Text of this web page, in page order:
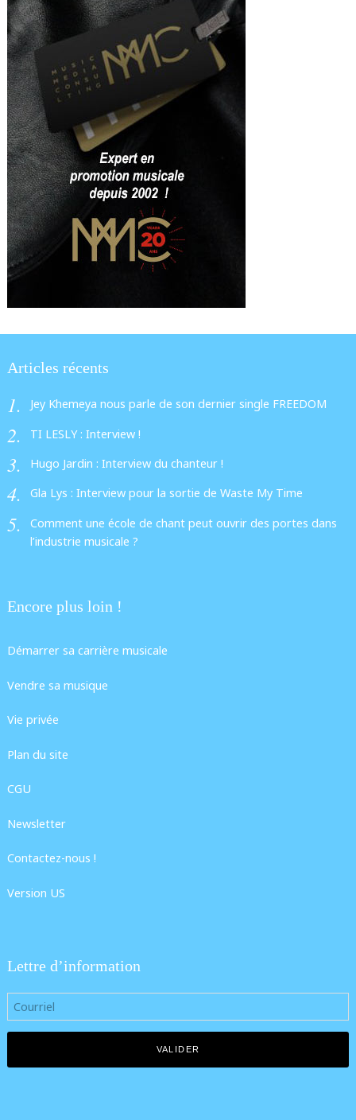
Articles récents
Jey Khemeya nous parle de son dernier single FREEDOM
TI LESLY : Interview !
Hugo Jardin : Interview du chanteur !
Gla Lys : Interview pour la sortie de Waste My Time
Comment une école de chant peut ouvrir des portes dans
l’industrie musicale ?
Encore plus loin !
Démarrer sa carrière musicale
Vendre sa musique
Vie privée
Plan du site
CGU
Newsletter
Contactez-nous !
Version US
Lettre d’information